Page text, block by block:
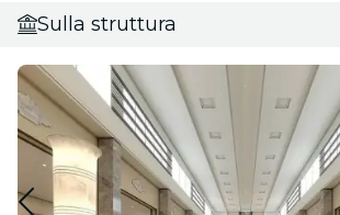
Sulla struttura